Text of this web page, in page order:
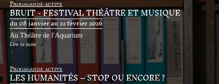
Progagande active
BRUIT - FESTIVAL THÉÂTRE ET MUSIQUE
du 08 janvier au 22 février 2026
Au Théâtre de l'Aquarium
Lire la suite
Progagande active
LES HUMANITÉS – STOP OU ENCORE ?